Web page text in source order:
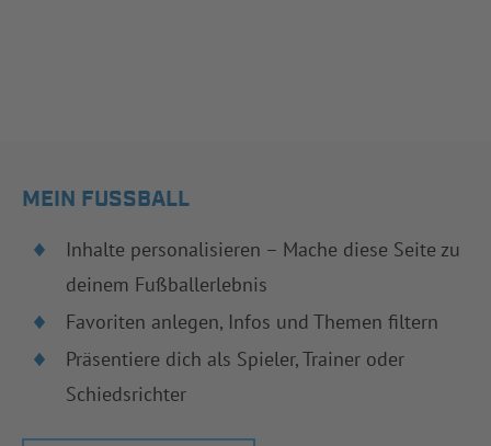
MEIN FUSSBALL
Inhalte personalisieren – Mache diese Seite zu
deinem Fußballerlebnis
Favoriten anlegen, Infos und Themen filtern
Präsentiere dich als Spieler, Trainer oder
Schiedsrichter